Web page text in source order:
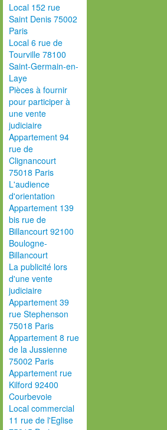
Local 152 rue
Saint Denis 75002
Paris
Local 6 rue de
Tourville 78100
Saint-Germain-en-
Laye
Pièces à fournir
pour participer à
une vente
judiciaire
Appartement 94
rue de
Clignancourt
75018 Paris
L'audience
d'orientation
Appartement 139
bis rue de
Billancourt 92100
Boulogne-
Billancourt
La publicité lors
d'une vente
judiciaire
Appartement 39
rue Stephenson
75018 Paris
Appartement 8 rue
de la Jussienne
75002 Paris
Appartement rue
Kilford 92400
Courbevoie
Local commercial
11 rue de l'Eglise